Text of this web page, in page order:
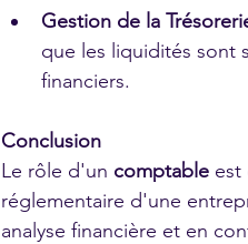
Gestion de la
que les liquidités sont
financiers.
Conclusion
Le rôle d'un comptable est
réglementaire d'une
analyse financière et en